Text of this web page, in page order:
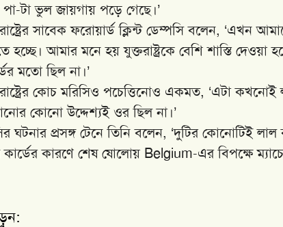
টা ভুল জায়গায় পড়ে গেছে।’
সাবেক ফরোয়ার্ড ক্লিন্ট ডেম্পসি বলেন, ‘এখন
হচ্ছে। আমার মনে হয় যুক্তরাষ্ট্রকে বেশি শাস্তি দেওয়া
মতো ছিল না।’
কোচ মরিসিও পচেত্তিনোও একমত, ‘এটা কখনোই
কোনো উদ্দেশ্যই ওর ছিল না।’
ঘটনার প্রসঙ্গ টেনে তিনি বলেন, ‘দুটির কোনোটিই
কারণে শেষ ষোলোয় Belgium-এর বিপক্ষে